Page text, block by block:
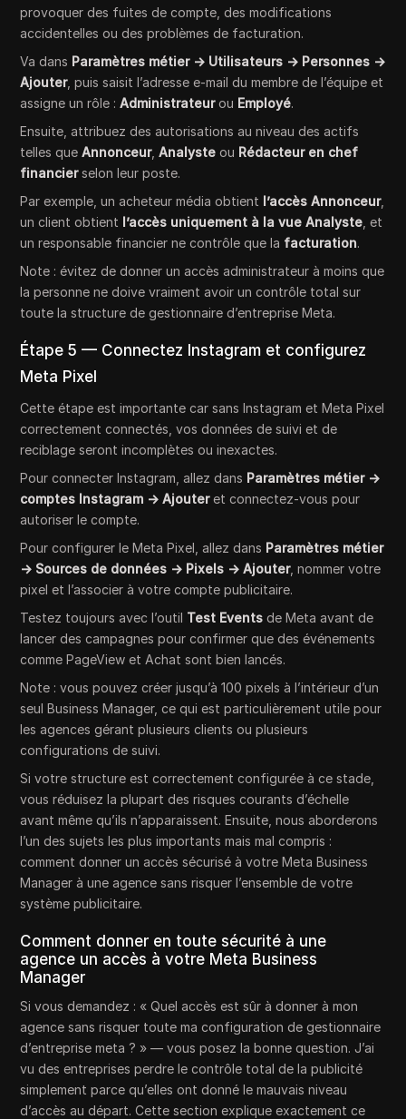
provoquer des fuites de compte, des modifications
accidentelles ou des problèmes de facturation.
Va dans Paramètres métier → Utilisateurs → Personnes →
Ajouter, puis saisit l’adresse e-mail du membre de l’équipe et
assigne un rôle :Administrateurou Employé.
Ensuite, attribuez des autorisations au niveau des actifs
telles queAnnonceur,Analyste ou Rédacteur en chef
financierselon leur poste.
Par exemple, un acheteur média obtient l’accès Annonceur,
un client obtient l’accès uniquement à la vue Analyste , et
un responsable financier ne contrôle que la facturation.
Note : évitez de donner un accès administrateur à moins que
la personne ne doive vraiment avoir un contrôle total sur
toute la structure de gestionnaire d’entreprise Meta.
Étape 5 — Connectez Instagram et configurez
Meta Pixel
Cette étape est importante car sans Instagram et Meta Pixel
correctement connectés, vos données de suivi et de
reciblage seront incomplètes ou inexactes.
Pour connecter Instagram, allez dans Paramètres métier →
comptes Instagram → Ajouteret connectez-vous pour
autoriser le compte.
Pour configurer le Meta Pixel, allez dans Paramètres métier
→ Sources de données → Pixels → Ajouter, nommer votre
pixel et l’associer à votre compte publicitaire.
Testez toujours avec l’outil Test Events de Meta avant de
lancer des campagnes pour confirmer que des événements
comme PageView et Achat sont bien lancés.
Note : vous pouvez créer jusqu’à 100 pixels à l’intérieur d’un
seul Business Manager, ce qui est particulièrement utile pour
les agences gérant plusieurs clients ou plusieurs
configurations de suivi.
Si votre structure est correctement configurée à ce stade,
vous réduisez la plupart des risques courants d’échelle
avant même qu’ils n’apparaissent. Ensuite, nous aborderons
l’un des sujets les plus importants mais mal compris :
comment donner un accès sécurisé à votre Meta Business
Manager à une agence sans risquer l’ensemble de votre
système publicitaire.
Comment donner en toute sécurité à une
agence un accès à votre Meta Business
Manager
Si vous demandez : « Quel accès est sûr à donner à mon
agence sans risquer toute ma configuration de gestionnaire
d’entreprise meta ? » — vous posez la bonne question. J’ai
vu des entreprises perdre le contrôle total de la publicité
simplement parce qu’elles ont donné le mauvais niveau
d’accès au départ. Cette section explique exactement ce